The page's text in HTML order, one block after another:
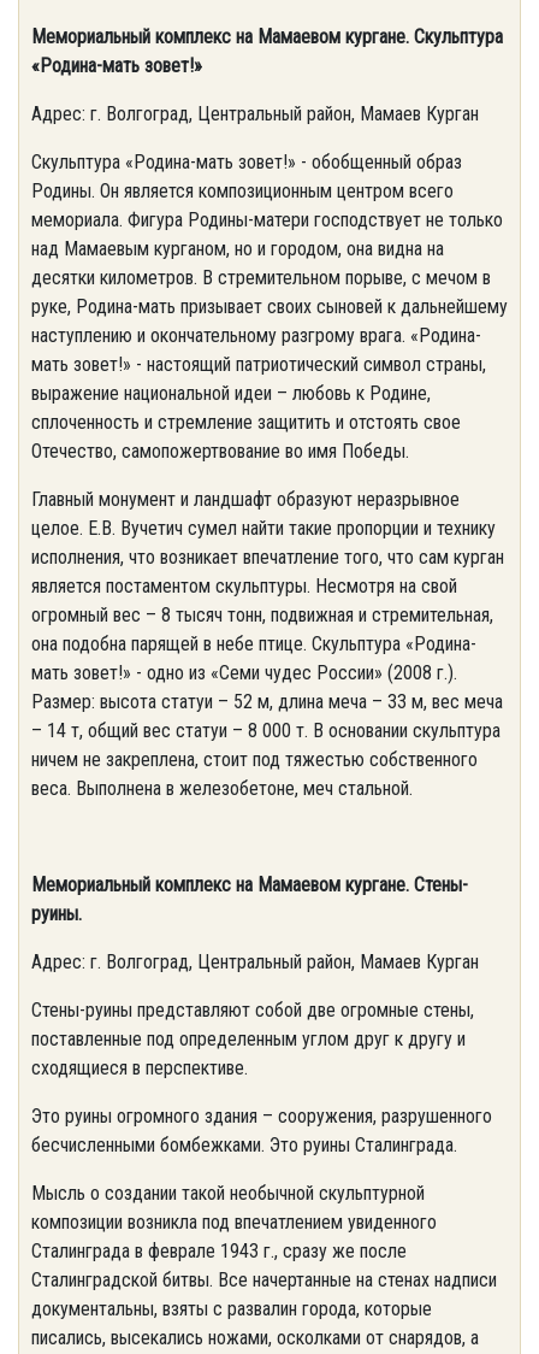
Мемориальный комплекс на Мамаевом кургане. Скульптура
«Родина-мать зовет!»
Адрес: г. Волгоград, Центральный район, Мамаев Курган
Скульптура «Родина-мать зовет!» - обобщенный образ
Родины. Он является композиционным центром всего
мемориала. Фигура Родины-матери господствует не только
над Мамаевым курганом, но и городом, она видна на
десятки километров. В стремительном порыве, с мечом в
руке, Родина-мать призывает своих сыновей к дальнейшему
наступлению и окончательному разгрому врага. «Родина-
мать зовет!» - настоящий патриотический символ страны,
выражение национальной идеи – любовь к Родине,
сплоченность и стремление защитить и отстоять свое
Отечество, самопожертвование во имя Победы.
Главный монумент и ландшафт образуют неразрывное
целое. Е.В. Вучетич сумел найти такие пропорции и технику
исполнения, что возникает впечатление того, что сам курган
является постаментом скульптуры. Несмотря на свой
огромный вес – 8 тысяч тонн, подвижная и стремительная,
она подобна парящей в небе птице. Скульптура «Родина-
мать зовет!» - одно из «Семи чудес России» (2008 г.).
Размер: высота статуи – 52 м, длина меча – 33 м, вес меча
– 14 т, общий вес статуи – 8 000 т. В основании скульптура
ничем не закреплена, стоит под тяжестью собственного
веса. Выполнена в железобетоне, меч стальной.
Мемориальный комплекс на Мамаевом кургане. Стены-
руины.
Адрес: г. Волгоград, Центральный район, Мамаев Курган
Стены-руины представляют собой две огромные стены,
поставленные под определенным углом друг к другу и
сходящиеся в перспективе.
Это руины огромного здания – сооружения, разрушенного
бесчисленными бомбежками. Это руины Сталинграда.
Мысль о создании такой необычной скульптурной
композиции возникла под впечатлением увиденного
Сталинграда в феврале 1943 г., сразу же после
Сталинградской битвы. Все начертанные на стенах надписи
документальны, взяты с развалин города, которые
писались, высекались ножами, осколками от снарядов, а